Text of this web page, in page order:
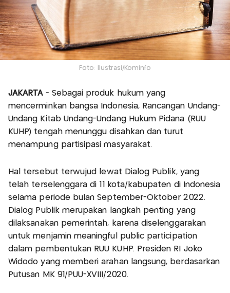
Foto: Ilustrasi/Kominfo
JAKARTA - Sebagai produk hukum yang
mencerminkan bangsa Indonesia, Rancangan Undang-
Undang Kitab Undang-Undang Hukum Pidana (RUU
KUHP) tengah menunggu disahkan dan turut
menampung partisipasi masyarakat.
Hal tersebut terwujud lewat Dialog Publik, yang
telah terselenggara di 11 kota/kabupaten di Indonesia
selama periode bulan September-Oktober 2022.
Dialog Publik merupakan langkah penting yang
dilaksanakan pemerintah, karena diselenggarakan
untuk menjamin meaningful public participation
dalam pembentukan RUU KUHP. Presiden RI Joko
Widodo yang memberi arahan langsung, berdasarkan
Putusan MK 91/PUU-XVIII/2020.